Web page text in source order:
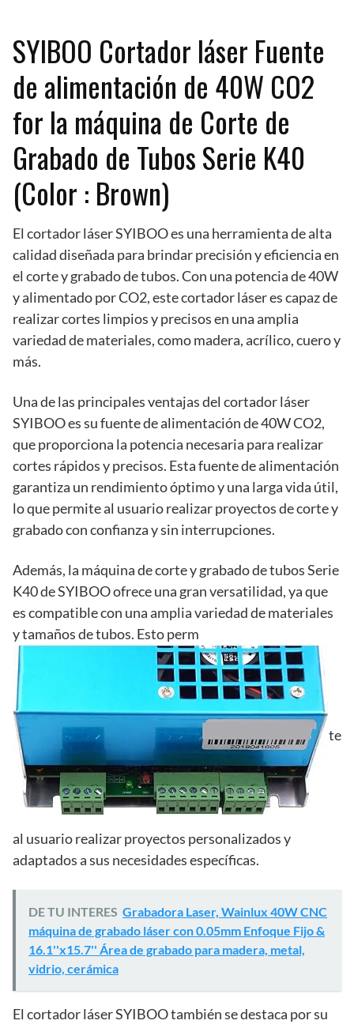
SYIBOO Cortador láser Fuente
de alimentación de 40W CO2
for la máquina de Corte de
Grabado de Tubos Serie K40
(Color : Brown)
El cortador láser SYIBOO es una herramienta de alta
calidad diseñada para brindar precisión y eficiencia en
el corte y grabado de tubos. Con una potencia de 40W
y alimentado por CO2, este cortador láser es capaz de
realizar cortes limpios y precisos en una amplia
variedad de materiales, como madera, acrílico, cuero y
más.
Una de las principales ventajas del cortador láser
SYIBOO es su fuente de alimentación de 40W CO2,
que proporciona la potencia necesaria para realizar
cortes rápidos y precisos. Esta fuente de alimentación
garantiza un rendimiento óptimo y una larga vida útil,
lo que permite al usuario realizar proyectos de corte y
grabado con confianza y sin interrupciones.
Además, la máquina de corte y grabado de tubos Serie
K40 de SYIBOO ofrece una gran versatilidad, ya que
es compatible con una amplia variedad de materiales
y tamaños de tubos. Esto perm
te
al usuario realizar proyectos personalizados y
adaptados a sus necesidades específicas.
DE TU INTERES Grabadora Laser, Wainlux 40W CNC
máquina de grabado láser con 0.05mm Enfoque Fijo &
16.1''x15.7'' Área de grabado para madera, metal,
vidrio, cerámica
El cortador láser SYIBOO también se destaca por su